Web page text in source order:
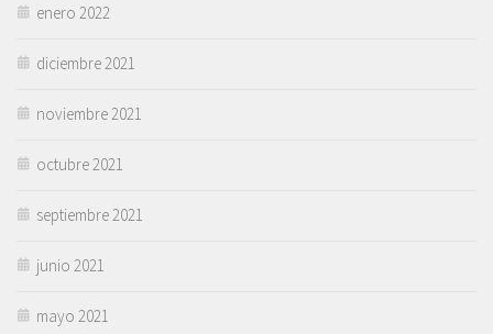
enero 2022
diciembre 2021
noviembre 2021
octubre 2021
septiembre 2021
junio 2021
mayo 2021